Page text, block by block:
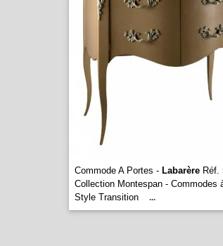
Commode A Portes - Labarère Réf.
Collection Montespan - Commodes
Style Transition
...